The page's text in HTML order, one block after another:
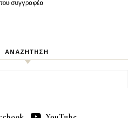
συγγραφέα
ΑΝΑΖΗΤΗΣΗ